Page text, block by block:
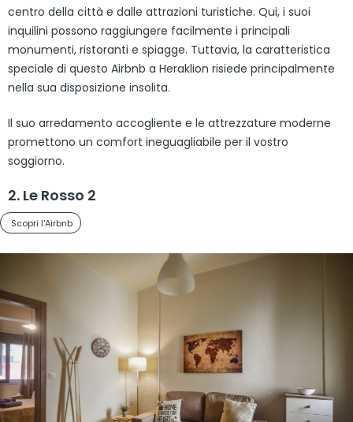
centro della città e dalle attrazioni turistiche. Qui, i suoi
inquilini possono raggiungere facilmente i principali
monumenti, ristoranti e spiagge. Tuttavia, la caratteristica
speciale di questo Airbnb a Heraklion risiede principalmente
nella sua disposizione insolita.
Il suo arredamento accogliente e le attrezzature moderne
promettono un comfort ineguagliabile per il vostro
soggiorno.
2. Le Rosso 2
Scopri l'Airbnb